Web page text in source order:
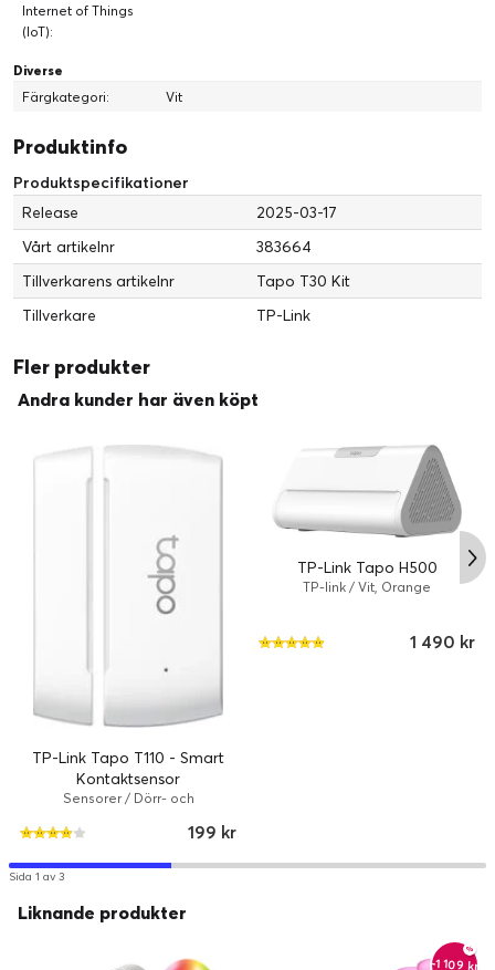
Internet of Things
(IoT):
Diverse
Färgkategori:
Vit
Produktinfo
Produktspecifikationer
Release
2025-03-17
Vårt artikelnr
383664
Tillverkarens artikelnr
Tapo T30 Kit
Tillverkare
TP-Link
Fler produkter
Andra kunder har även köpt
TP-Link Tapo T110 - Smart
Kontaktsensor
Sensorer / Dörr- och
199 kr
TP-Link Tapo H500
TP-link / Vit, Orange
1 490 kr
Sida 1 av 3
Liknande produkter
-1 109 kr